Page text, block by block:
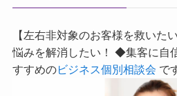
【左右非対象のお客様を救いた
悩みを解消したい！ ◆集客に自
すすめのビジネス個別相談会 で